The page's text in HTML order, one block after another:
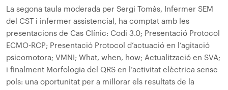
La segona taula moderada per Sergi Tomàs, Infermer SEM
del CST i infermer assistencial, ha comptat amb les
presentacions de Cas Clínic: Codi 3.0; Presentació Protocol
ECMO-RCP; Presentació Protocol d’actuació en l’agitació
psicomotora; VMNI; What, when, how; Actualització en SVA;
i finalment Morfologia del QRS en l’activitat elèctrica sense
pols: una oportunitat per a millorar els resultats de la